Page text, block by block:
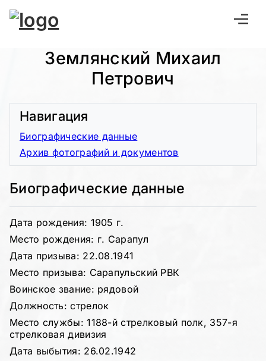
Землянский Михаил
Петрович
Биографические данные
Дата рождения: 1905 г.
Место рождения: г. Сарапул
Дата призыва: 22.08.1941
Место призыва: Сарапульский РВК
Воинское звание: рядовой
Должность: стрелок
Место службы: 1188-й стрелковый полк, 357-я
стрелковая дивизия
Дата выбытия: 26.02.1942
Навигация
Биографические данные
Архив фотографий и документов